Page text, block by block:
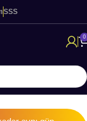
SSS
0
Dildo & Vibratörler